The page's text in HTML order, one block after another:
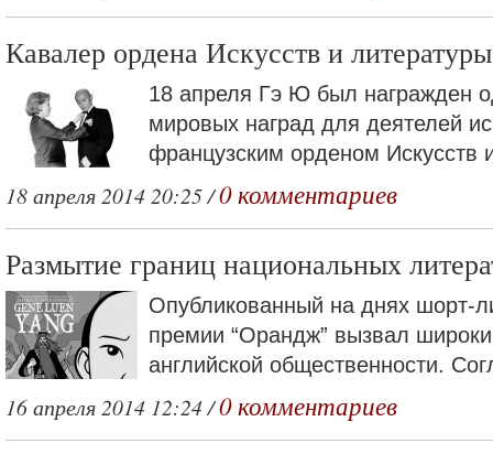
Кавалер ордена Искусств и
18 апреля Гэ Ю был награжден
мировых наград для деятелей
французским орденом Искусств
18 апреля 2014 20:25 /0 комментариев
Размытие границ национальных
Опубликованный на днях шорт-
премии “Орандж” вызвал
английской общественности.
16 апреля 2014 12:24 /0 комментариев